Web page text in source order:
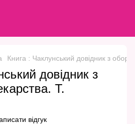
Книга : Чаклунський довідник з
довідник з
Т.
відгук